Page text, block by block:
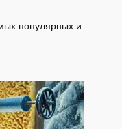
популярных и